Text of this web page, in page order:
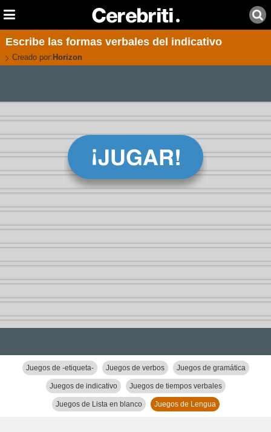
Escribe las formas verbales del indicativo
Creado por: Horizon
Juegos de -etiqueta- Juegos de verbos Juegos de gramática
Juegos de indicativo Juegos de tiempos verbales
Juegos de Lista en blanco Juegos de Lengua